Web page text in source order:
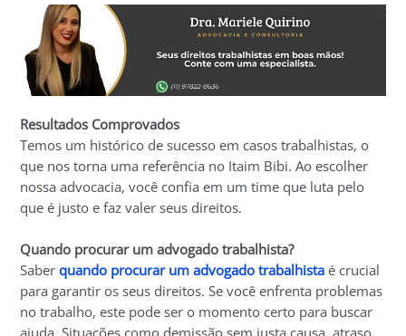
Resultados Comprovados
Temos um histórico de sucesso em casos trabalhistas, o
que nos torna uma referência no Itaim Bibi. Ao escolher
nossa advocacia, você confia em um time que luta pelo
que é justo e faz valer seus direitos.
Quando procurar um advogado trabalhista?
Saberquando procurar um advogado trabalhista é crucial
para garantir os seus direitos. Se você enfrenta problemas
no trabalho, este pode ser o momento certo para buscar